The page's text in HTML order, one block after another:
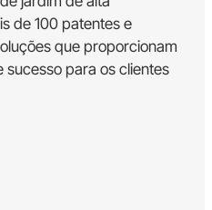
de 100 patentes e
que proporcionam
para os clientes